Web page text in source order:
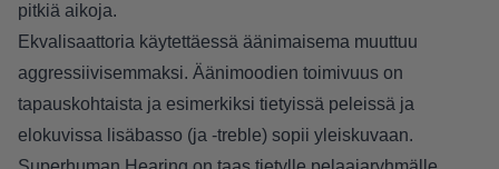
pitkiä aikoja.
Ekvalisaattoria käytettäessä äänimaisema muuttuu
aggressiivisemmaksi. Äänimoodien toimivuus on
tapauskohtaista ja esimerkiksi tietyissä peleissä ja
elokuvissa lisäbasso (ja -treble) sopii yleiskuvaan.